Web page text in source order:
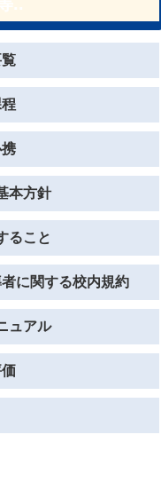
本方針
ること
に関する校内規約
ュアル